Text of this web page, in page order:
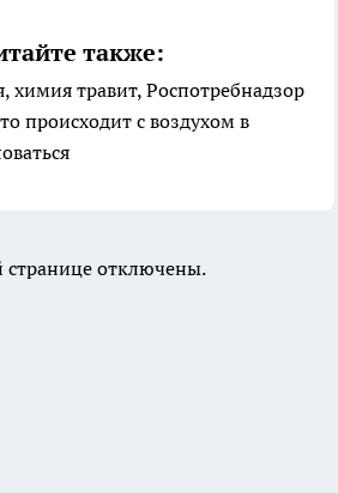
также:
химия травит, Роспотребнадзор
происходит с воздухом в
отключены.